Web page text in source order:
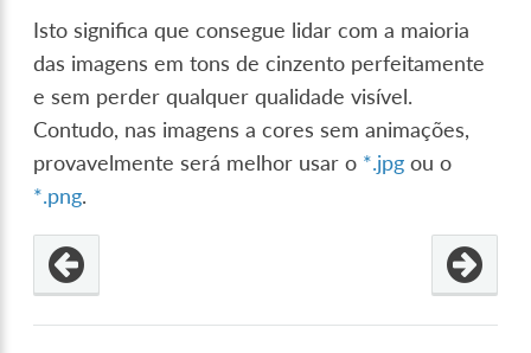
Isto significa que consegue lidar com a maioria
das imagens em tons de cinzento perfeitamente
e sem perder qualquer qualidade visível.
Contudo, nas imagens a cores sem animações,
provavelmente será melhor usar o *.jpg ou o
*.png.